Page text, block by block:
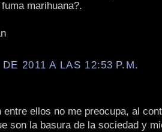
marihuana?.
2011 A LAS 12:53 P.M.
entre ellos no me preocupa, al
son la basura de la sociedad y